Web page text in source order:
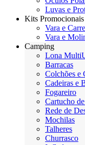
Luvas e
Kits Promocionais
Vara e
Vara e
Camping
Lona
Barracas
Colchões e
Cadeiras e
Fogareiro
Cartucho
Rede de
Mochilas
Talheres
Churrasco